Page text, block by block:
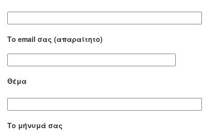
Το email σας (απαραίτητο)
Θέμα
Το μήνυμά σας